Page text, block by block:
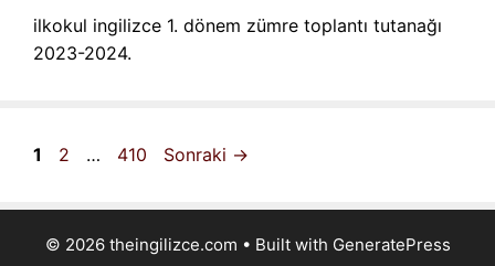
ilkokul ingilizce 1. dönem zümre toplantı tutanağı
2023-2024.
Sayfa
1 Sayfa
2 … Sayfa
410 Sonraki →
© 2026 theingilizce.com • Built with GeneratePress